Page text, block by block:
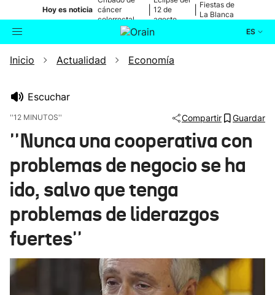
Hoy es noticia cáncer
colorrectal
12 de
agosto
Fiestas de
La Blanca
ES
Buscador Actualidad
Ikusmiran
Eguraldia
Inicio Actualidad Economía
Escuchar
''12 MINUTOS'' Compartir Guardar
''Nunca una cooperativa con
problemas de negocio se ha
ido, salvo que tenga
problemas de liderazgos
fuertes''